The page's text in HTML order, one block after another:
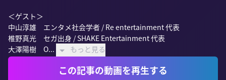
＜ゲスト＞
中山淳雄　エンタメ社会学者 / Re entertainment 代表
椎野真光　セガ出身 / SHAKE Entertainment 代表
大澤陽樹　O...
もっと見る
この記事の動画を再生する